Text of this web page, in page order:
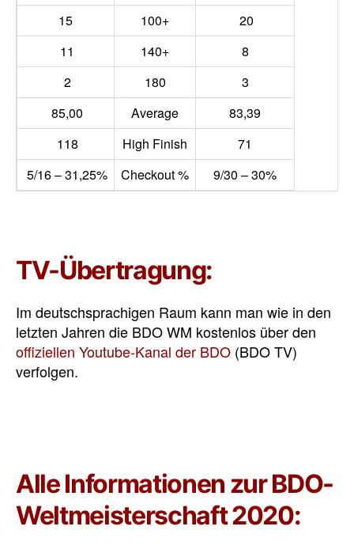
15
100+
20
11
140+
8
2
180
3
85,00
Average
83,39
118
High Finish
71
5/16 – 31,25%
Checkout % 9/30 – 30%
TV-Übertragung:
Im deutschsprachigen Raum kann man wie in den
letzten Jahren die BDO WM kostenlos über den
offiziellen Youtube-Kanal der BDO (BDO TV)
verfolgen.
Alle Informationen zur BDO-
Weltmeisterschaft 2020: